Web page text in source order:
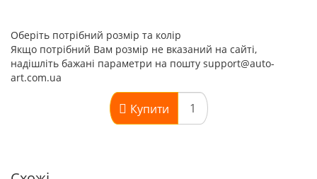
Оберіть потрібний розмір та колір
Якщо потрібний Вам розмір не вказаний на сайті,
надішліть бажані параметри на пошту support@auto-
art.com.ua
Купити